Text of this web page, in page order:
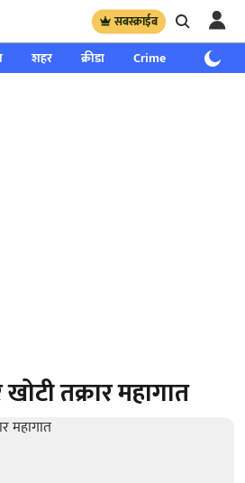
सबस्क्राईब
शहर क्रीडा Crime साप्ताहिक
तक्रार महागात